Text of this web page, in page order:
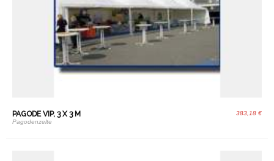
383,18 €
PAGODE VIP, 3 X 3 M
Pagodenzelte